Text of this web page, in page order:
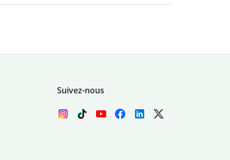
Suivez-nous